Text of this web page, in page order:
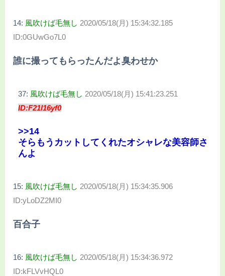
14: 風吹けば毛無し 2020/05/18(月) 15:34:32.185
ID:0GUwGo7L0
誰に撮ってもらったんだよ臭わせか
37: 風吹けば毛無し 2020/05/18(月) 15:41:23.251
ID:F21l16yf0
>>14
そらもうカットしてくれたオシャレな美容師さ
んよ
15: 風吹けば毛無し 2020/05/18(月) 15:34:35.906
ID:yLoDZ2MI0
百合子
16: 風吹けば毛無し 2020/05/18(月) 15:34:36.972
ID:kFLVvHQL0